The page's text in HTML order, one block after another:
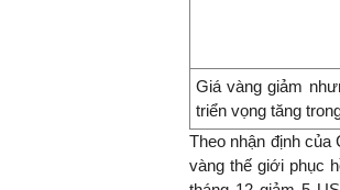
Giá vàng giảm
triển vọng tăng
Theo nhận định
vàng thế giới phục